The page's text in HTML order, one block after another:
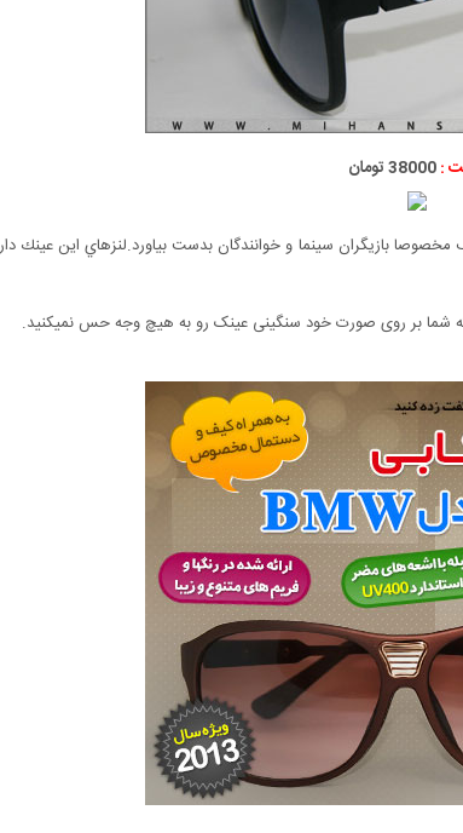
:38000 تومان
شما بر روی صورت خود سنگینی عینک رو به هیچ وجه حس نمیکنید.